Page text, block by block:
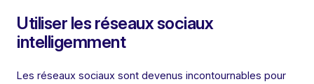
Utiliser les réseaux sociaux
intelligemment
Les réseaux sociaux sont devenus incontournables pour